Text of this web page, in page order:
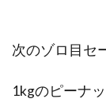
次のゾロ目セ
1kgのピーナ